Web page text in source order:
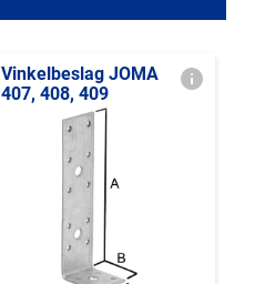
Vinkelbeslag JOMA
407, 408, 409